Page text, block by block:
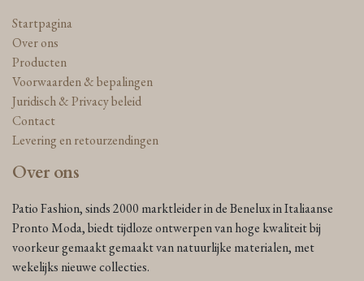
Startpagina
Over ons
Producten
Voorwaarden & bepalingen
Juridisch & Privacy beleid
Contact
Levering en retourzendingen
Over ons
Patio Fashion, sinds 2000 marktleider in de Benelux in Italiaanse
Pronto Moda, biedt tijdloze ontwerpen van hoge kwaliteit bij
voorkeur gemaakt gemaakt van natuurlijke materialen, met
wekelijks nieuwe collecties.